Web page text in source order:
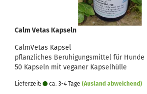
Calm Vetas Kapseln
CalmVetas Kapsel
pflanzliches Beruhigungsmittel für Hunde
50 Kapseln mit veganer Kapselhülle
Lieferzeit: ca. 3-4 Tage (Ausland abweichend)